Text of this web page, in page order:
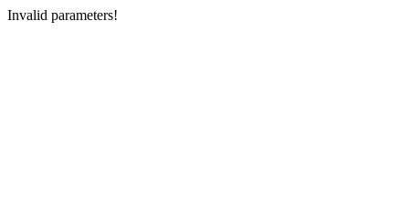
Invalid parameters!